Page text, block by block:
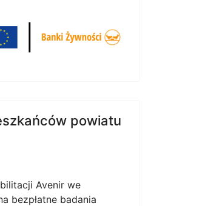
powiatu
Avenir we
bezpłatne badania